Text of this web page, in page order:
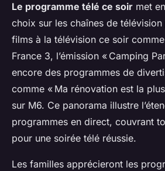
Le programme télé ce soir met
choix sur les chaînes de
films à la télévision ce soir
France 3, l’émission « Camping
encore des programmes de
comme « Ma rénovation est la
sur M6. Ce panorama illustre
programmes en direct, couvrant
pour une soirée télé réussie.
Les familles apprécieront les